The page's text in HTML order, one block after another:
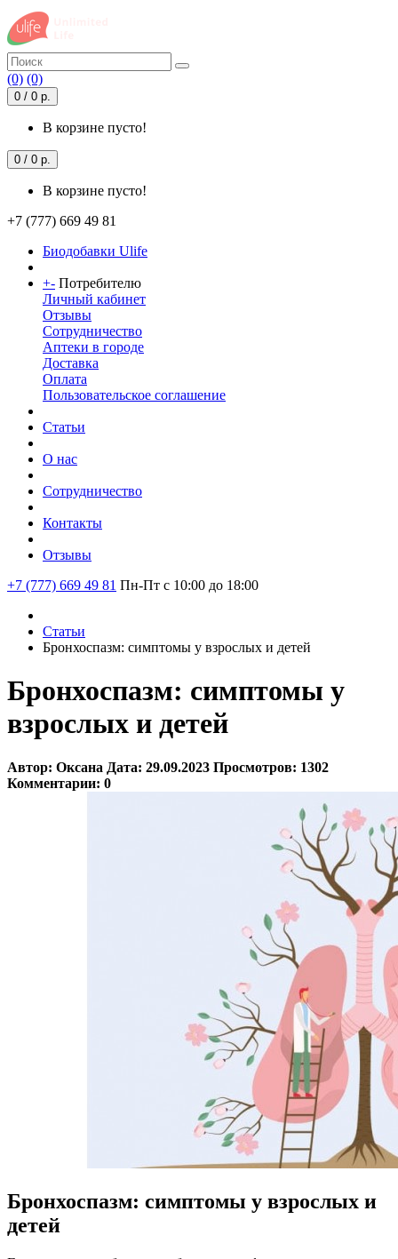
(0) (0)
0 / 0 р.
В корзине пусто!
0 / 0 р.
В корзине пусто!
+7 (777) 669 49 81
Биодобавки Ulife
+- Потребителю
Личный кабинет
Отзывы
Сотрудничество
Аптеки в городе
Доставка
Оплата
Пользовательское соглашение
Статьи
О нас
Сотрудничество
Контакты
Отзывы
+7 (777) 669 49 81 Пн-Пт с 10:00 до 18:00
Статьи
Бронхоспазм: симптомы у взрослых и детей
Бронхоспазм: симптомы у
взрослых и детей
Автор: Оксана Дата: 29.09.2023 Просмотров: 1302
Комментарии: 0
Бронхоспазм: симптомы у взрослых и
детей